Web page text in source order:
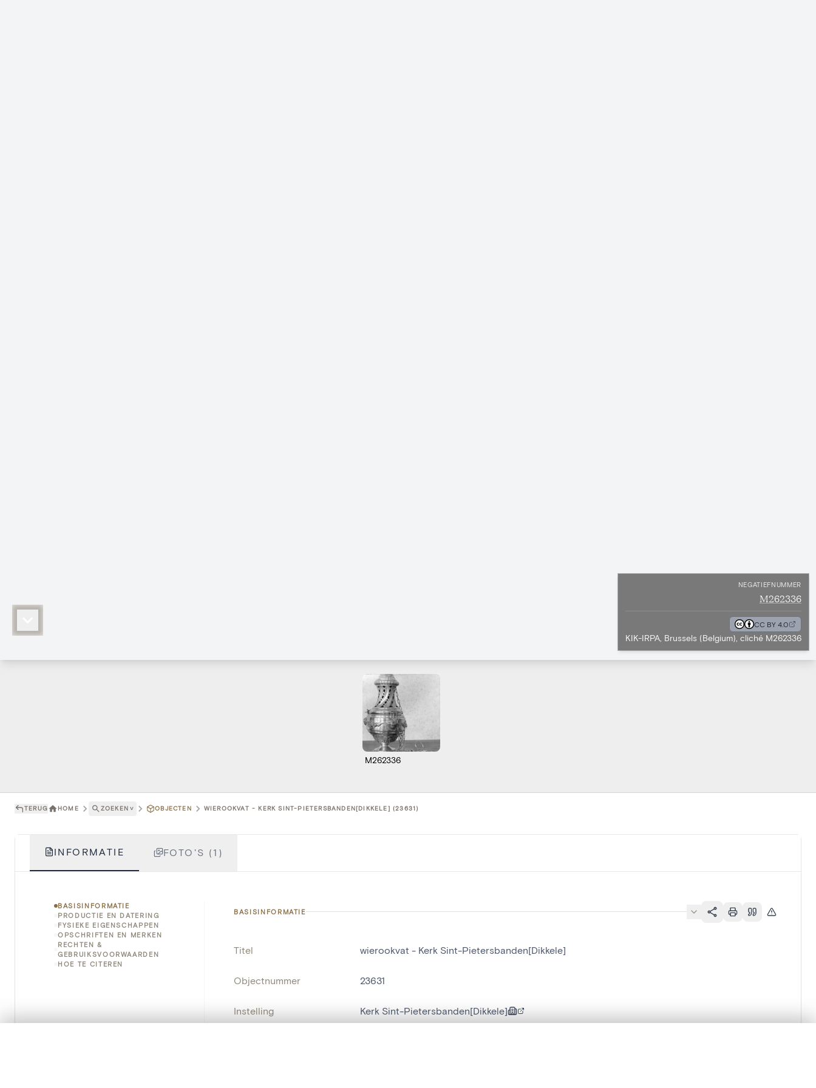
NEGATIEFNUMMER
M262336
CC BY 4.0
KIK-IRPA, Brussels (Belgium), cliché M262336
M262336
TERUG HOME ZOEKEN ˅ OBJECTEN WIEROOKVAT - KERK SINT-PIETERSBANDEN[DIKKELE] (23631)
INFORMATIE FOTO'S (1)
BASISINFORMATIE
PRODUCTIE EN DATERING
FYSIEKE EIGENSCHAPPEN
OPSCHRIFTEN EN MERKEN
RECHTEN &
GEBRUIKSVOORWAARDEN
HOE TE CITEREN
BASISINFORMATIE
Titel wierookvat - Kerk Sint-Pietersbanden[Dikkele]
Objectnummer 23631
Instelling Kerk Sint-Pietersbanden[Dikkele]